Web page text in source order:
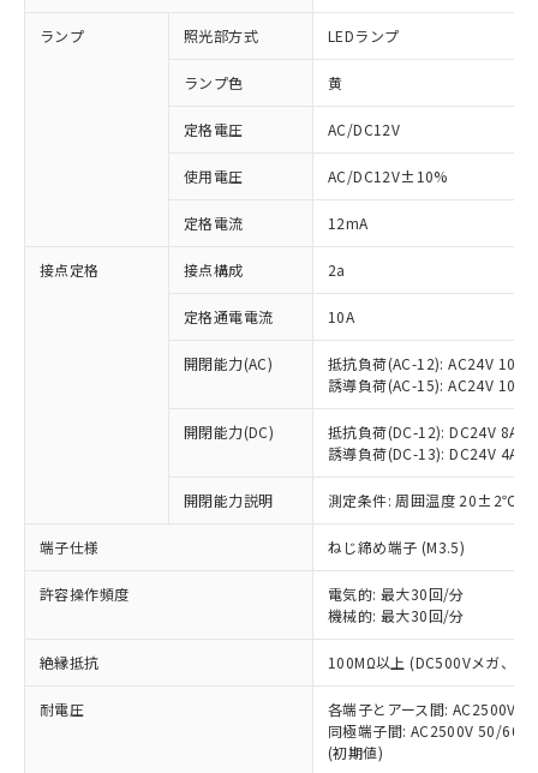
ランプ 照光部方式 LEDランプ
ランプ色 黄
定格電圧 AC/DC12V
使用電圧 AC/DC12V±10%
定格電流 12mA
接点定格 接点構成 2a
定格通電電流 10A
開閉能力(AC)
抵抗負荷(AC-12): AC24V 10A/
誘導負荷(AC-15): AC24V
開閉能力(DC)
抵抗負荷(DC-12): DC24V 8A/
誘導負荷(DC-13): DC24V 4A/
開閉能力説明 測定条件: 周囲温度 20±2℃、
端子仕様 ねじ締め端子 (M3.5)
許容操作頻度
電気的: 最大30回/分
機械的: 最大30回/分
絶縁抵抗 100MΩ以上 (DC500Vメガ、点
耐電圧
各端子とアース間: AC2500V
同極端子間: AC2500V 50/
(初期値)
ご利用条件
以下の条件をお読みいただき、同意のうえ
ご利用ください。
本サービスは、当社制御機器事業取扱
商品の当社在庫状況および標準価格
(税抜)を提供させていただくもので
当社制御機器事業取扱商品の中には、
本サービスの対象外となる商品もある
ことをご了承ください。
在庫状況および標準価格照会結果は、
記載している更新日時点での社内デー
タに基づき作成されるものであり、閲
覧された時点での実際の在庫および標
準価格とは異なる場合があることをご
※1 対応状況
対応済み：EU RoHS指令（10物質）の
非含有に対応した製品が提供可能な商品で
す。
対応予定：EU RoHS指令（10物質）の非含
有に対応した製品に切り替える予定のある
対応予定なし：EU RoHS指令（10物質）の
非含有に非対応の商品で、対応品を出す予
定はありません。
調査・確認中：EU RoHS指令（10物質）の
非含有の対応状況を調査中または確認中の
非該当品：ライセンス料など無形物で、有
害物質有無と関係のない商品です。
仕入先様の事情により、非含有部品として
いたものが、含有品と判明した場合などや
むを得ず変更することがあります。
六価クロム(Cr(Ⅵ)) 1000ppm以下、ポリ臭化ビフェニル
類(PBB) 1000ppm以下、ポリ臭化ジフェニルエーテル類
「○」：最大均質材料含有率が中国RoHSの
基準値以下であることを示します。
「×」：最大均質材料含有率が中国RoHSの
基準値を超えていることを示します。
「－」：未確認です。当社販売部門へお問
*中国RoHS10物質の基準値 (GB/T26572)：
Pb(鉛) :1000ppm、 Hg(水銀) : 1000ppm、 Cd(カドミウ
Cr(Ⅵ)(六価クロム) : 1000ppm、 PBBs(ポリ臭化ビフェ
当社は、これら貴社製品のうち、外国
為替および外国貿易法に定める商品
（以下｢規制貨物等」という）を輸出
または国外への提供する場合は、日本
国政府の輸出許可(または役務取引許
可)を取得するなどの必要な手続きを